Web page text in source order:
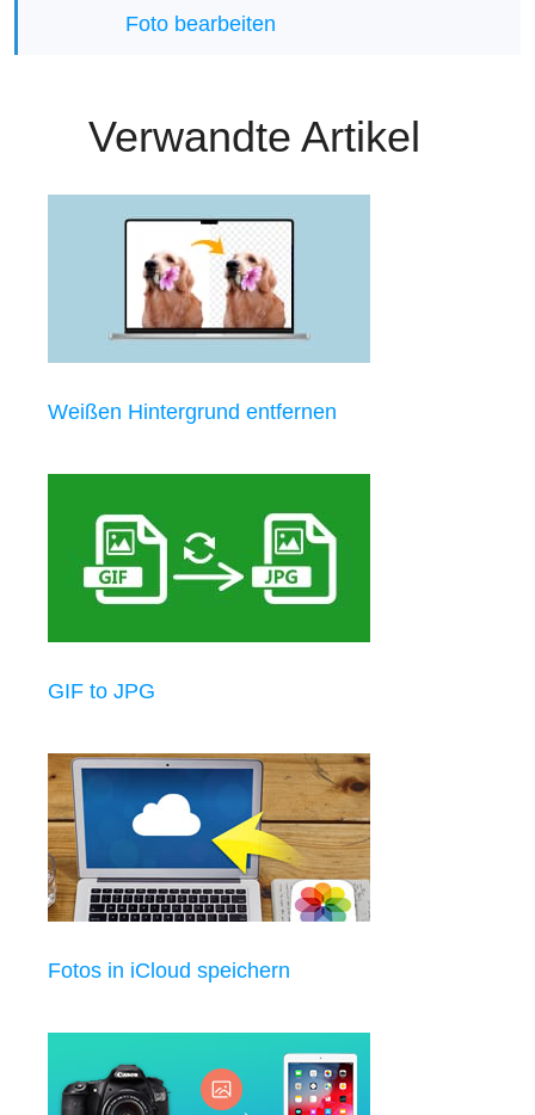
Foto bearbeiten
Verwandte Artikel
Weißen Hintergrund entfernen
GIF to JPG
Fotos in iCloud speichern